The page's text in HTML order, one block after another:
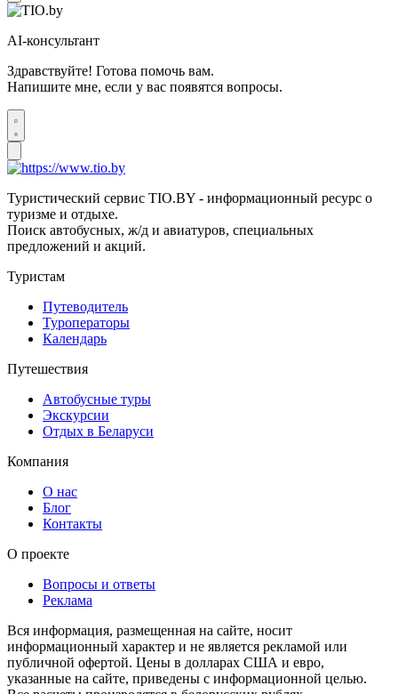
AI-консультант
Здравствуйте! Готова помочь вам.
Напишите мне, если у вас появятся вопросы.
Туристический сервис TIO.BY - информационный ресурс о
туризме и отдыхе.
Поиск автобусных, ж/д и авиатуров, специальных
предложений и акций.
Туристам
Путеводитель
Туроператоры
Календарь
Путешествия
Автобусные туры
Экскурсии
Отдых в Беларуси
Компания
О нас
Блог
Контакты
О проекте
Вопросы и ответы
Реклама
Вся информация, размещенная на сайте, носит
информационный характер и не является рекламой или
публичной офертой. Цены в долларах США и евро,
указанные на сайте, приведены с информационной целью.